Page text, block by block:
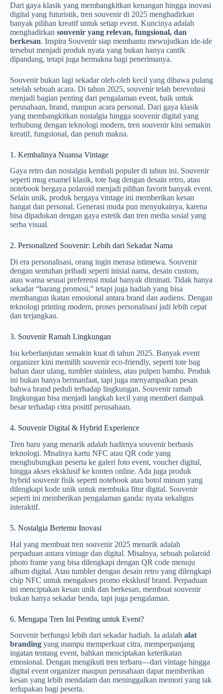
Dari gaya klasik yang membangkitkan kenangan hingga inovasi
digital yang futuristik, tren souvenir di 2025 menghadirkan
banyak pilihan kreatif untuk setiap event. Kuncinya adalah
menghadirkan souvenir yang relevan, fungsional, dan
berkesan. Inspira Souvenir siap membantu mewujudkan ide-ide
tersebut menjadi produk nyata yang bukan hanya cantik
dipandang, tetapi juga bermakna bagi penerimanya.
Souvenir bukan lagi sekadar oleh-oleh kecil yang dibawa pulang
setelah sebuah acara. Di tahun 2025, souvenir telah berevolusi
menjadi bagian penting dari pengalaman event, baik untuk
perusahaan, brand, maupun acara personal. Dari gaya klasik
yang membangkitkan nostalgia hingga souvenir digital yang
terhubung dengan teknologi modern, tren souvenir kini semakin
kreatif, fungsional, dan penuh makna.
1. Kembalinya Nuansa Vintage
Gaya retro dan nostalgia kembali populer di tahun ini. Souvenir
seperti mug enamel klasik, tote bag dengan desain retro, atau
notebook bergaya polaroid menjadi pilihan favorit banyak event.
Selain unik, produk bergaya vintage ini memberikan kesan
hangat dan personal. Generasi muda pun menyukainya, karena
bisa dipadukan dengan gaya estetik dan tren media sosial yang
serba visual.
2. Personalized Souvenir: Lebih dari Sekadar Nama
Di era personalisasi, orang ingin merasa istimewa. Souvenir
dengan sentuhan pribadi seperti inisial nama, desain custom,
atau warna sesuai preferensi mulai banyak diminati. Tidak hanya
sekadar “barang promosi,” tetapi juga hadiah yang bisa
membangun ikatan emosional antara brand dan audiens. Dengan
teknologi printing modern, proses personalisasi jadi lebih cepat
dan terjangkau.
3. Souvenir Ramah Lingkungan
Isu keberlanjutan semakin kuat di tahun 2025. Banyak event
organizer kini memilih souvenir eco-friendly, seperti tote bag
bahan daur ulang, tumbler stainless, atau pulpen bambu. Produk
ini bukan hanya bermanfaat, tapi juga menyampaikan pesan
bahwa brand peduli terhadap lingkungan. Souvenir ramah
lingkungan bisa menjadi langkah kecil yang memberi dampak
besar terhadap citra positif perusahaan.
4. Souvenir Digital & Hybrid Experience
Tren baru yang menarik adalah hadirnya souvenir berbasis
teknologi. Misalnya kartu NFC atau QR code yang
menghubungkan peserta ke galeri foto event, voucher digital,
hingga akses eksklusif ke konten online. Ada juga produk
hybrid souvenir fisik seperti notebook atau botol minum yang
dilengkapi kode unik untuk membuka fitur digital. Souvenir
seperti ini memberikan pengalaman ganda: nyata sekaligus
interaktif.
5. Nostalgia Bertemu Inovasi
Hal yang membuat tren souvenir 2025 menarik adalah
perpaduan antara vintage dan digital. Misalnya, sebuah polaroid
photo frame yang bisa dilengkapi dengan QR code menuju
album digital. Atau tumbler dengan desain retro yang dilengkapi
chip NFC untuk mengakses promo eksklusif brand. Perpaduan
ini menciptakan kesan unik dan berkesan, membuat souvenir
bukan hanya sekadar benda, tapi juga pengalaman.
6. Mengapa Tren Ini Penting untuk Event?
Souvenir berfungsi lebih dari sekadar hadiah. Ia adalah alat
branding yang mampu memperkuat citra, memperpanjang
ingatan tentang event, bahkan menciptakan keterikatan
emosional. Dengan mengikuti tren terbaru—dari vintage hingga
digital event organizer maupun perusahaan dapat memberikan
kesan yang lebih mendalam dan meninggalkan memori yang tak
terlupakan bagi peserta.